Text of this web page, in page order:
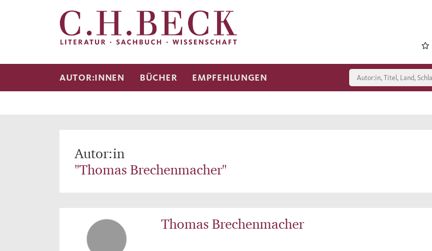
AUTOR:INNEN BÜCHER EMPFEHLUNGEN
Autor:in
"Thomas Brechenmacher"
Thomas Brechenmacher